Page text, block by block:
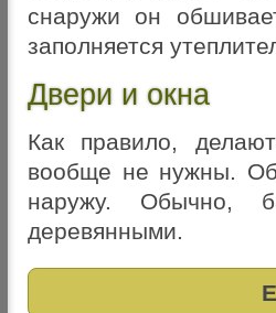
снаружи он
заполняется
Двери и окна
Как правило,
вообще не нужны.
наружу. Обычно,
деревянными.